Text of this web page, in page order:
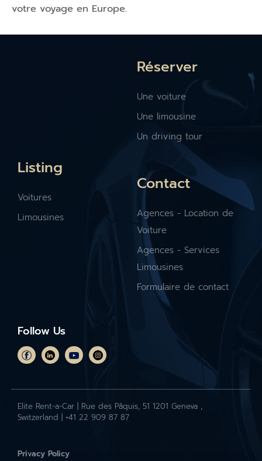
votre voyage en Europe.
Réserver
Une voiture
Une limousine
Un driving tour
Listing
Voitures
Limousines
Contact
Agences - Location de
Voiture
Agences - Services
Limousines
Formulaire de contact
Follow Us
Elite Rent-a-Car | Rue des Pâquis, 51 1201 Geneva ,
Switzerland | +41 22 909 87 87
Privacy Policy